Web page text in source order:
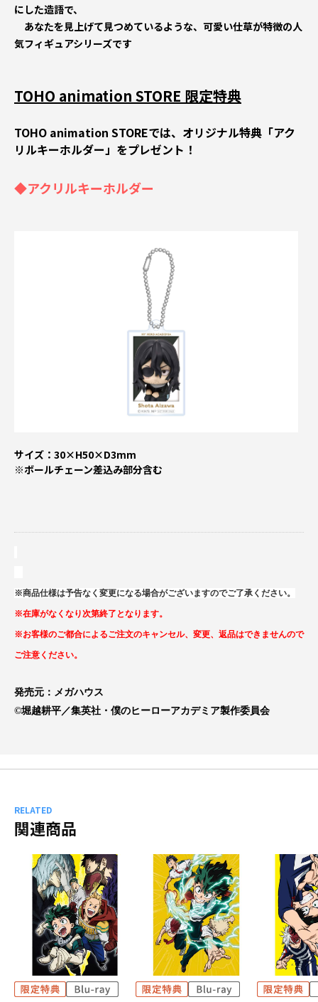
にした造語で、
あなたを見上げて見つめているような、可愛い仕草が特徴の人
気フィギュアシリーズです
TOHO animation STORE 限定特典
TOHO animation STOREでは、オリジナル特典「アク
リルキーホルダー」をプレゼント！
◆アクリルキーホルダー
サイズ：30×H50×D3mm
※ボールチェーン差込み部分含む
※商品仕様は予告なく変更になる場合がございますのでご了承ください。
※在庫がなくなり次第終了となります。
※お客様のご都合によるご注文のキャンセル、変更、返品はできませんので
ご注意ください。
発売元：メガハウス
©堀越耕平／集英社・僕のヒーローアカデミア製作委員会
RELATED
関連商品